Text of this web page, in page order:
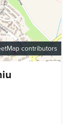
contributors